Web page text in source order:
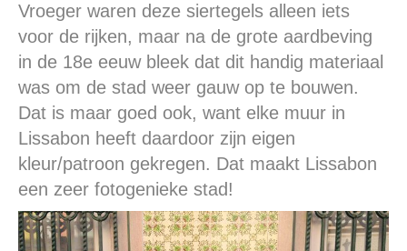
Vroeger waren deze siertegels alleen iets
voor de rijken, maar na de grote aardbeving
in de 18e eeuw bleek dat dit handig materiaal
was om de stad weer gauw op te bouwen.
Dat is maar goed ook, want elke muur in
Lissabon heeft daardoor zijn eigen
kleur/patroon gekregen. Dat maakt Lissabon
een zeer fotogenieke stad!